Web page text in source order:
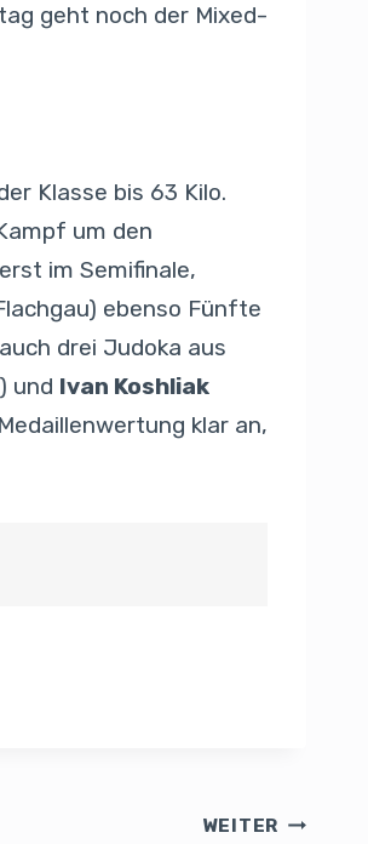
geht noch der Mixed-
Klasse bis 63 Kilo.
um den
im Semifinale,
ebenso Fünfte
drei Judoka aus
und Ivan Koshliak
klar an,
WEITER